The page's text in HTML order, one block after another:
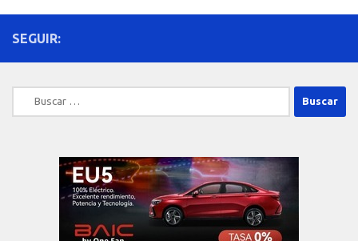
SEGUIR:
Buscar: